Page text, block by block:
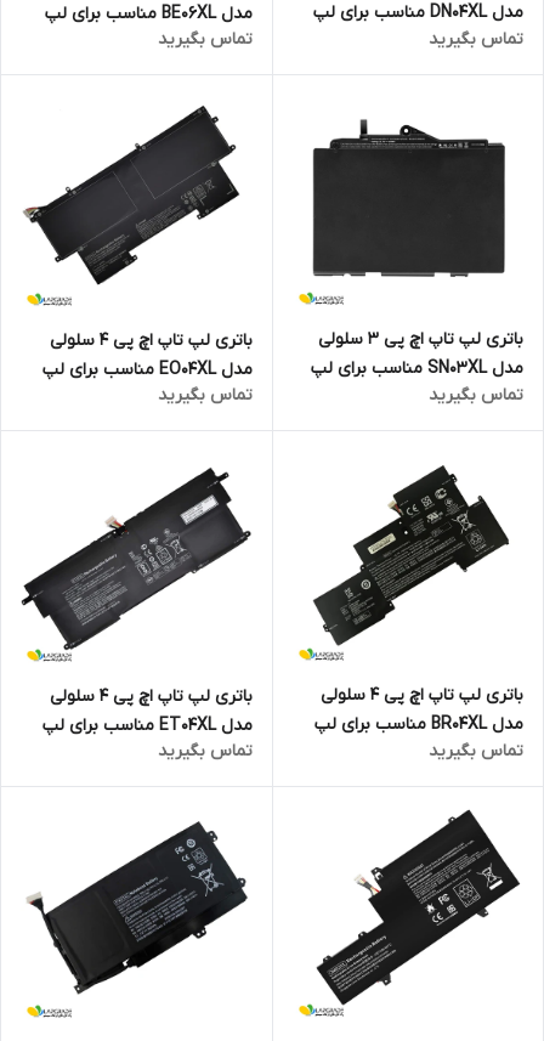
مدل DN04XL مناسب برای لپ
تاپ ZBook X2 G4
تماس بگیرید
مدل BE06XL مناسب برای لپ
تاپ Elitebook 1040 G4 Folio
تماس بگیرید
باتری لپ تاپ اچ پی 3 سلولی
مدل SN03XL مناسب برای لپ
تاپ EliteBook 820 G3
تماس بگیرید
باتری لپ تاپ اچ پی 4 سلولی
مدل EO04XL مناسب برای لپ
تاپ EliteBook Folio G1 Series
تماس بگیرید
باتری لپ تاپ اچ پی 4 سلولی
مدل BR04XL مناسب برای لپ
تاپ EliteBook Folio 1020 G1
تماس بگیرید
باتری لپ تاپ اچ پی 4 سلولی
مدل ET04XL مناسب برای لپ
تاپ EliteBook X360 1020 G2
تماس بگیرید